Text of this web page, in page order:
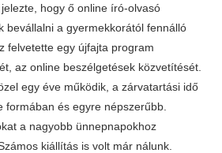
hogy ő online író-olvasó
bevállalni a gyermekkorától fennálló
felvetette egy újfajta program
az online beszélgetések közvetítését.
egy éve működik, a zárvatartási idő
formában és egyre népszerűbb.
a nagyobb ünnepnapokhoz
kiállítás is volt már nálunk.